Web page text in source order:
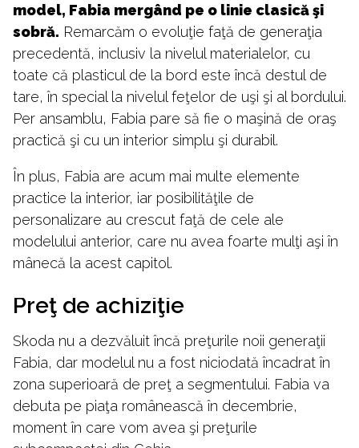
model, Fabia mergând pe o linie clasică şi
sobră. Remarcăm o evoluţie faţă de generaţia
precedentă, inclusiv la nivelul materialelor, cu
toate că plasticul de la bord este încă destul de
tare, în special la nivelul feţelor de uşi şi al bordului.
Per ansamblu, Fabia pare să fie o maşină de oraş
practică şi cu un interior simplu şi durabil.
În plus, Fabia are acum mai multe elemente
practice la interior, iar posibilităţile de
personalizare au crescut faţă de cele ale
modelului anterior, care nu avea foarte mulţi aşi în
mânecă la acest capitol.
Preţ de achiziţie
Skoda nu a dezvăluit încă preţurile noii generaţii
Fabia, dar modelul nu a fost niciodată încadrat în
zona superioară de preţ a segmentului. Fabia va
debuta pe piaţa românească în decembrie,
moment în care vom avea şi preţurile